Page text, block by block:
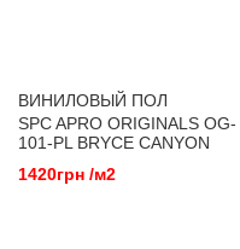
ВИНИЛОВЫЙ ПОЛ
SPC APRO ORIGINALS OG-
101-PL BRYCE CANYON
1420грн /м2